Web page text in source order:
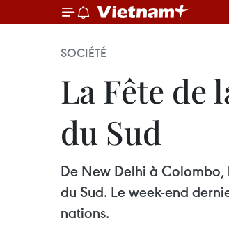
SOCIÉTÉ
La Fête
du Sud
De New Delhi à
du Sud. Le week-end
nations.